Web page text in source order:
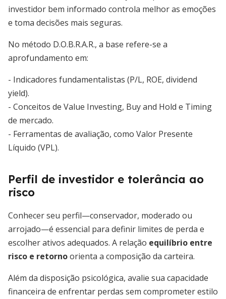
investidor bem informado controla melhor as emoções
e toma decisões mais seguras.
No método D.O.B.R.A.R., a base refere-se a
aprofundamento em:
- Indicadores fundamentalistas (P/L, ROE, dividend
yield).
- Conceitos de Value Investing, Buy and Hold e Timing
de mercado.
- Ferramentas de avaliação, como Valor Presente
Líquido (VPL).
Perfil de investidor e tolerância ao
risco
Conhecer seu perfil—conservador, moderado ou
arrojado—é essencial para definir limites de perda e
escolher ativos adequados. A relação equilíbrio entre
risco e retornoorienta a composição da carteira.
Além da disposição psicológica, avalie sua capacidade
financeira de enfrentar perdas sem comprometer estilo